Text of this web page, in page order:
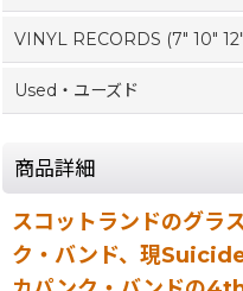
VINYL RECORDS (7" 10"
Used・ユーズド
商品詳細
スコットランドのグラ
ク・バンド、現